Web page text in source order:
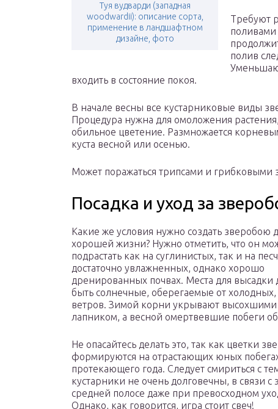
Туя вудварди (западная
woodwardii): описание сорта,
применение в ландшафтном
дизайне, фото
Требуют
поливами
полив
входить в состояние покоя.
В начале весны все кустарниковые виды
Процедура нужна для омоложения
обильное цветение. Размножается
куста весной или осенью.
Может поражаться трипсами и грибковыми
Посадка и уход за
Какие же условия нужно создать зверобою
хорошей жизни? Нужно отметить, что он
подрастать как на суглинистых, так и на
достаточно увлажненных, однако хорошо
дренированных почвах. Места для высадки
быть солнечные, оберегаемые от
ветров. Зимой корни укрывают высохшими
лапником, а весной омертвевшие побеги
Не опасайтесь делать это, так как цветки
формируются на отрастающих юных
протекающего года. Следует смириться с
кустарники не очень долговечны, в связи с
средней полосе даже при превосходном
Однако, как говорится, игра стоит свеч!